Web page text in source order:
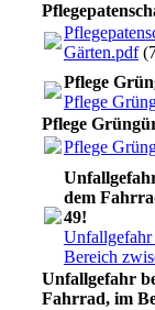
Gärten.pdf
Pflege
Pflege
Pflege
Pflege
dem
49!
Unfallgefahr
Bereich
Unfallgefahr
Fahrrad, im